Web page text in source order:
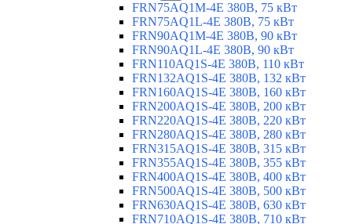
FRN75AQ1M-4E 380В, 75 кВт
FRN75AQ1L-4E 380В, 75 кВт
FRN90AQ1M-4E 380В, 90 кВт
FRN90AQ1L-4E 380В, 90 кВт
FRN110AQ1S-4E 380В, 110 кВт
FRN132AQ1S-4E 380В, 132 кВт
FRN160AQ1S-4E 380В, 160 кВт
FRN200AQ1S-4E 380В, 200 кВт
FRN220AQ1S-4E 380В, 220 кВт
FRN280AQ1S-4E 380В, 280 кВт
FRN315AQ1S-4E 380В, 315 кВт
FRN355AQ1S-4E 380В, 355 кВт
FRN400AQ1S-4E 380В, 400 кВт
FRN500AQ1S-4E 380В, 500 кВт
FRN630AQ1S-4E 380В, 630 кВт
FRN710AQ1S-4E 380В, 710 кВт